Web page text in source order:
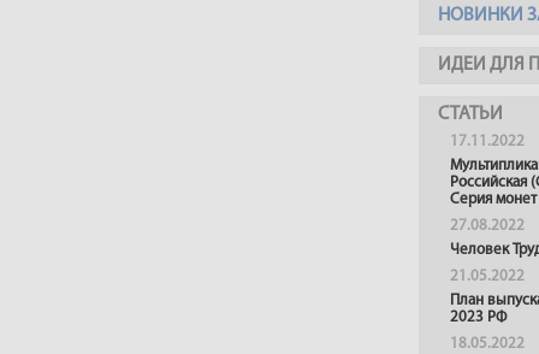
НОВИНКИ
ИДЕИ ДЛЯ
СТАТЬИ
17.11.2022
Российская
Серия монет
27.08.2022
Человек
21.05.2022
План
2023 РФ
18.05.2022